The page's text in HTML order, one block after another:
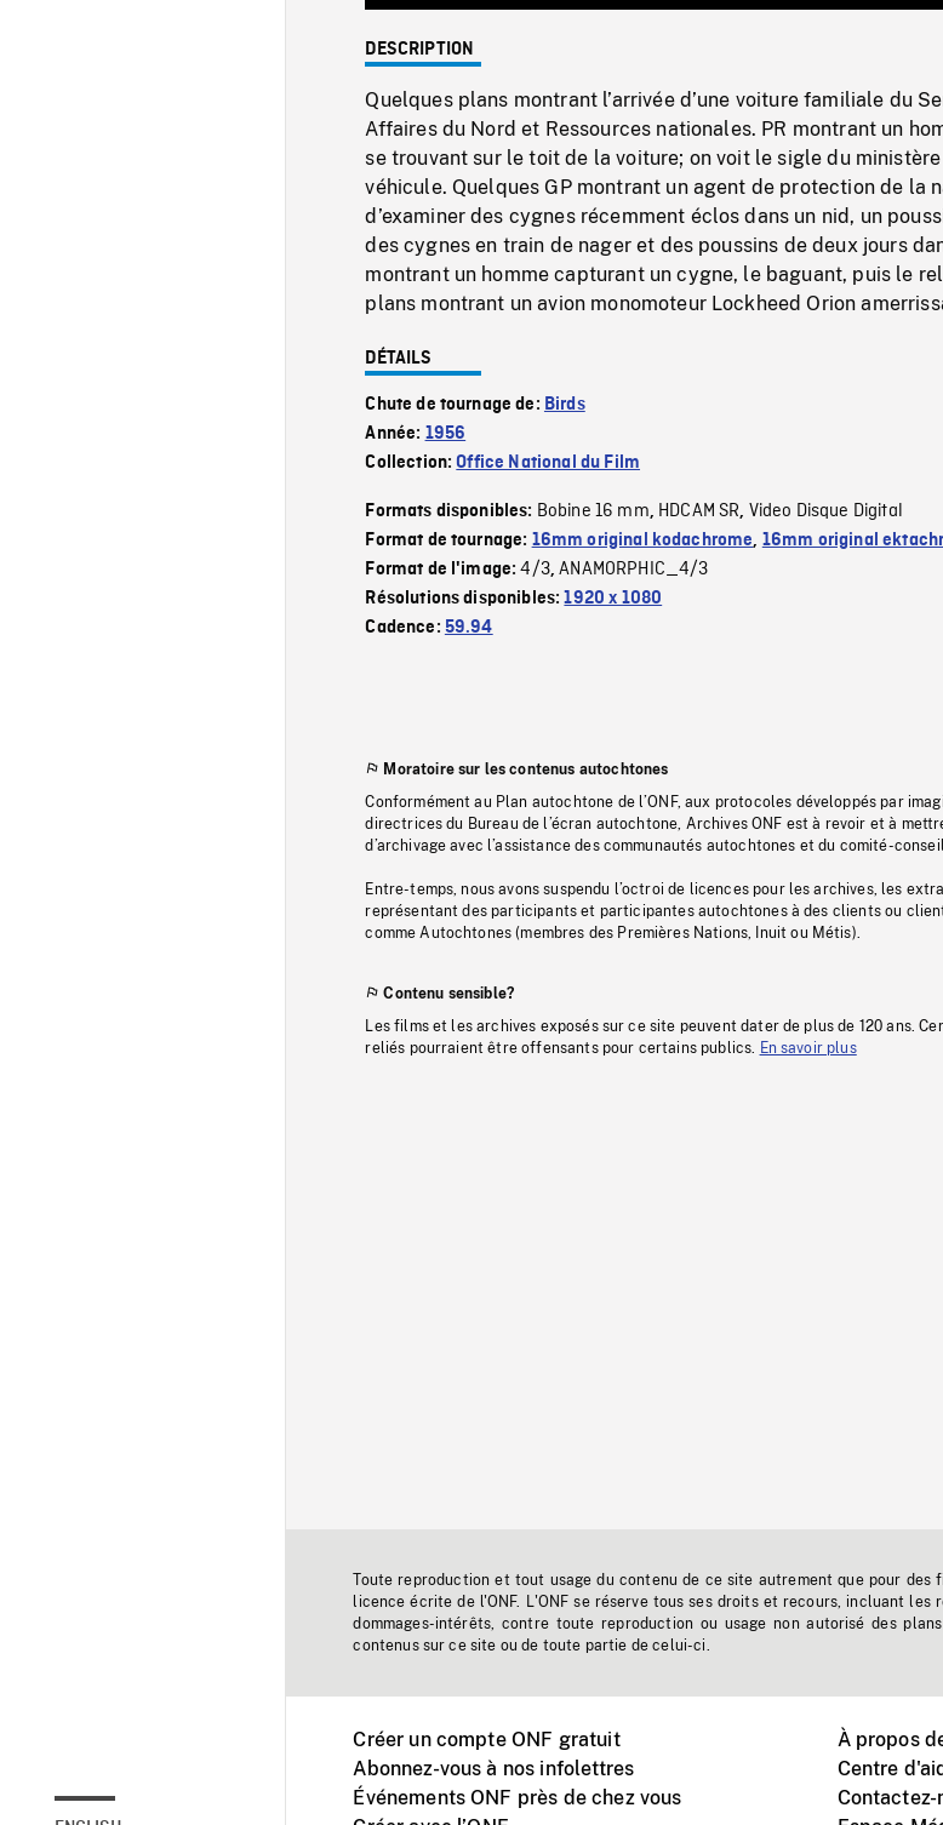
DESCRIPTION
Quelques plans montrant l’arrivée d’une voiture familiale du
Affaires du Nord et Ressources nationales. PR montrant un
se trouvant sur le toit de la voiture; on voit le sigle du
véhicule. Quelques GP montrant un agent de protection de la
d’examiner des cygnes récemment éclos dans un nid, un
des cygnes en train de nager et des poussins de deux jours
montrant un homme capturant un cygne, le baguant, puis le
plans montrant un avion monomoteur Lockheed Orion
DÉTAILS
Chute de tournage de: Birds
Année: 1956
Collection:Office National du Film
Formats disponibles: Bobine 16 mm, HDCAM SR, Video Disque Digital
Format de tournage: 16mm original kodachrome, 16mm original
Format de l'image:4/3,ANAMORPHIC_4/3
Résolutions disponibles:1920 x 1080
Cadence: 59.94
Moratoire sur les contenus autochtones
Conformément au Plan autochtone de l’ONF, aux protocoles développés par
directrices du Bureau de l’écran autochtone, Archives ONF est à revoir et à
d’archivage avec l’assistance des communautés autochtones et du comité-
Entre-temps, nous avons suspendu l’octroi de licences pour les archives, les
représentant des participants et participantes autochtones à des clients ou
comme Autochtones (membres des Premières Nations, Inuit ou Métis).
Contenu sensible?
Les films et les archives exposés sur ce site peuvent dater de plus de 120 ans.
reliés pourraient être offensants pour certains publics.
En savoir plus
Toute reproduction et tout usage du contenu de ce site autrement que pour des
licence écrite de l'ONF. L'ONF se réserve tous ses droits et recours, incluant les
dommages-intérêts, contre toute reproduction ou usage non autorisé des
contenus sur ce site ou de toute partie de celui-ci.
Créer un compte ONF gratuit
Abonnez-vous à nos infolettres
Événements ONF près de chez vous
À propos
Centre
Contactez-